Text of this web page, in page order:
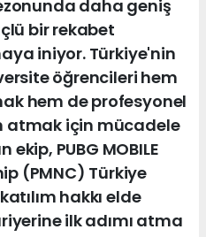
daha geniş
bir rekabet
iniyor. Türkiye'nin
öğrencileri hem
hem de profesyonel
atmak için mücadele
PUBG MOBILE
(PMNC) Türkiye
hakkı elde
ilk adımı atma